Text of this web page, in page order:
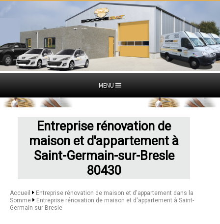
MENU
Entreprise rénovation de
maison et d'appartement à
Saint-Germain-sur-Bresle
80430
Accueil
Entreprise rénovation de maison et d'appartement dans la
Somme
Entreprise rénovation de maison et d'appartement à Saint-
Germain-sur-Bresle